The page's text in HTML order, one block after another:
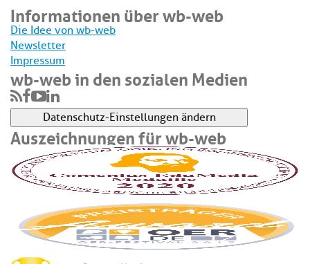
Informationen über wb-web
Die Idee von wb-web
Newsletter
Impressum
wb-web in den sozialen Medien
Datenschutz-Einstellungen ändern
Auszeichnungen für wb-web